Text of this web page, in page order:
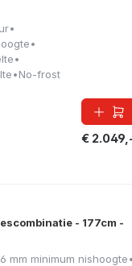
•
•
•
•No-frost
€
- 177cm -
mm minimum nishoogte